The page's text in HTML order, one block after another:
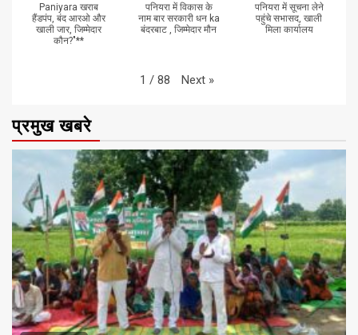
Paniyara खराब
हैंडपंप, बंद आरओ और
खाली जार, जिम्मेदार
कौन?"**
पनियरा में विकास के
नाम बार सरकारी धन ka
बंदरबाट , जिम्मेदार मौन
पनियरा में सूचना लेने
पहुंचे सभासद, खाली
मिला कार्यालय
1 / 88 Next »
प्रमुख खबरे